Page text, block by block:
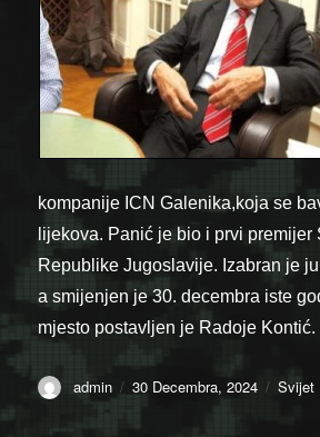
kompanije ICN Galenika,koja se
lijekova. Panić je bio i prvi premijer
Republike Jugoslavije. Izabran je
a smijenjen je 30. decembra iste
mjesto postavljen je Radoje Kontić.
Author
admin
Posted
30 Decembra, 2024 Svijet